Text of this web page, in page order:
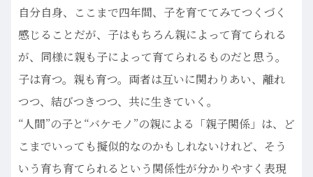
自分自身、ここまで四年間、子を育ててみてつくづく
感じることだが、子はもちろん親によって育てられる
が、同様に親も子によって育てられるものだと思う。
子は育つ。親も育つ。両者は互いに関わりあい、離れ
つつ、結びつきつつ、共に生きていく。
“人間”の子と“バケモノ”の親による「親子関係」は、ど
こまでいっても擬似的なのかもしれないけれど、そう
いう育ち育てられるという関係性が分かりやすく表現